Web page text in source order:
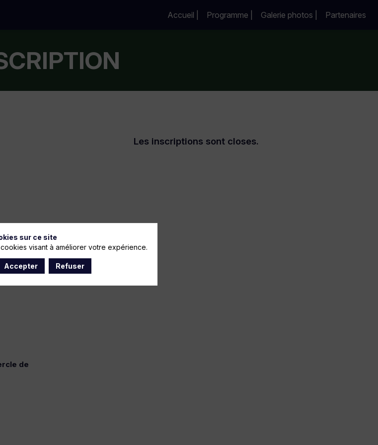
Accueil | Programme | Galerie photos | Partenaires
de
Les inscriptions sont closes.
sur ce site
visant à améliorer votre expérience.
Accepter Refuser